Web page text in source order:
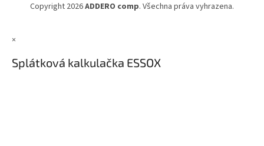
Copyright 2026ADDERO comp. Všechna práva vyhrazena.
×
Splátková kalkulačka ESSOX